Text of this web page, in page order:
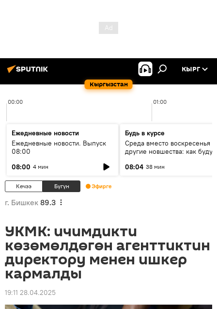
Кыргызстан
КЫРГ
00:00 01:00
Ежедневные новости
Ежедневные новости. Выпуск
08:00
08:00 4 мин
Будь в курсе
Среда вместо воскресенья и
другие новшества: как будут
08:04 38 мин
Кечээ Бүгүн Эфирге
г. Бишкек 89.3
УКМК: ичимдикти
көзөмөлдөгөн агенттиктин
директору менен ишкер
кармалды
19:11 28.04.2025